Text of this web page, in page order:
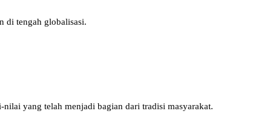
di tengah globalisasi.
yang telah menjadi bagian dari tradisi masyarakat.